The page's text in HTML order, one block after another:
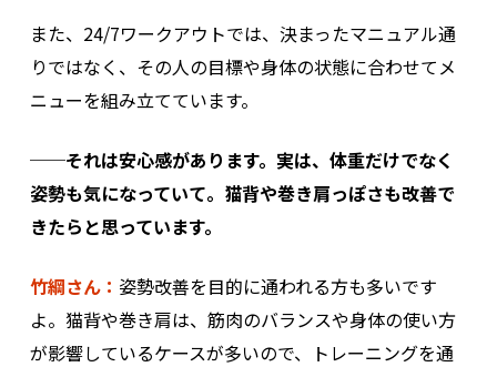
また、24/7ワークアウトでは、決まったマニュアル通
りではなく、その人の目標や身体の状態に合わせてメ
ニューを組み立てています。
──それは安心感があります。実は、体重だけでなく
姿勢も気になっていて。猫背や巻き肩っぽさも改善で
きたらと思っています。
竹綱さん： 姿勢改善を目的に通われる方も多いです
よ。猫背や巻き肩は、筋肉のバランスや身体の使い方
が影響しているケースが多いので、トレーニングを通